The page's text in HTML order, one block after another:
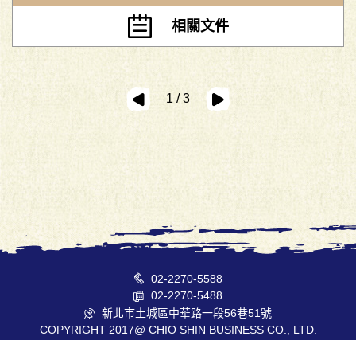
相關文件
1 / 3
02-2270-5588
02-2270-5488
新北市土城區中華路一段56巷51號
COPYRIGHT 2017@ CHIO SHIN BUSINESS CO., LTD.